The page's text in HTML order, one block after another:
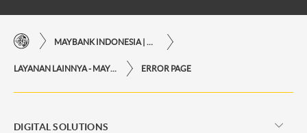
ERROR PAGE
DIGITAL SOLUTIONS